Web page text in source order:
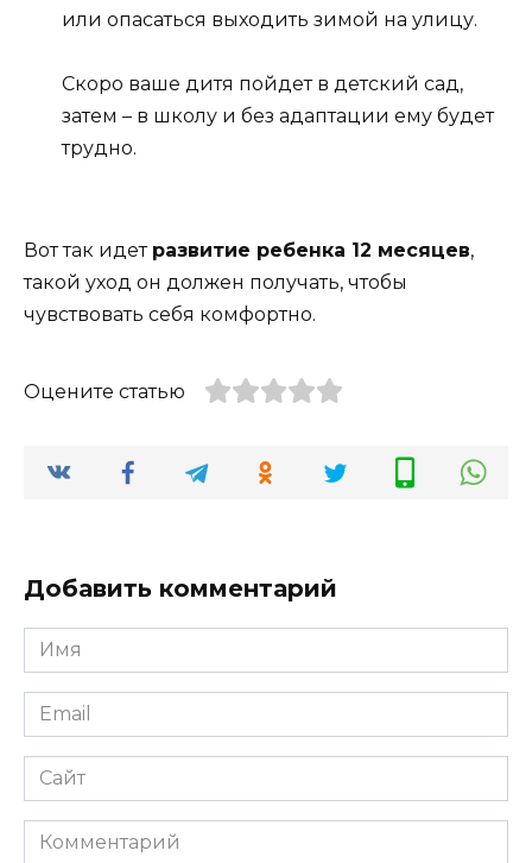
или опасаться выходить зимой на улицу.
Скоро ваше дитя пойдет в детский сад,
затем – в школу и без адаптации ему будет
трудно.
Вот так идет развитие ребенка 12 месяцев,
такой уход он должен получать, чтобы
чувствовать себя комфортно.
Оцените статью
Добавить комментарий
Имя
*
Email
*
Сайт
Комментарий